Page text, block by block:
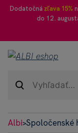
Dodatočná zľava 15%
do 12.
Albi>Spoločenské